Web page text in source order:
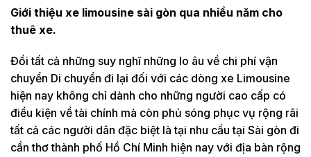
Giới thiệu xe limousine sài gòn qua nhiều năm cho
thuê xe.
Đổi tất cả những suy nghĩ những lo âu về chi phí vận
chuyển Di chuyển đi lại đối với các dòng xe Limousine
hiện nay không chỉ dành cho những người cao cấp có
điều kiện về tài chính mà còn phủ sóng phục vụ rộng rãi
tất cả các người dân đặc biệt là tại nhu cầu tại Sài gòn đi
cần thơ thành phố Hồ Chí Minh hiện nay với địa bàn rộng